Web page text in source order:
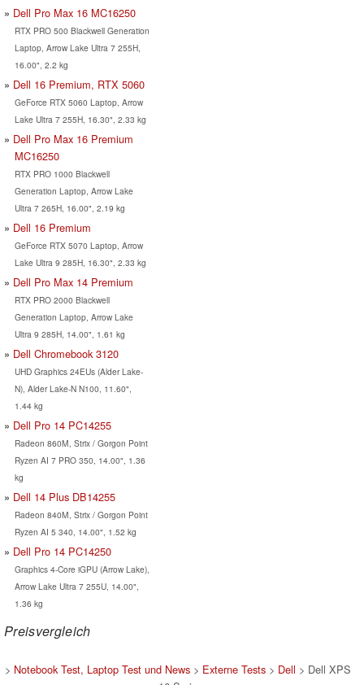
Dell Pro Max 16 MC16250
RTX PRO 500 Blackwell Generation
Laptop, Arrow Lake Ultra 7 255H,
16.00", 2.2 kg
Dell 16 Premium, RTX 5060
GeForce RTX 5060 Laptop, Arrow
Lake Ultra 7 255H, 16.30", 2.33 kg
Dell Pro Max 16 Premium
MC16250
RTX PRO 1000 Blackwell
Generation Laptop, Arrow Lake
Ultra 7 265H, 16.00", 2.19 kg
Dell 16 Premium
GeForce RTX 5070 Laptop, Arrow
Lake Ultra 9 285H, 16.30", 2.33 kg
Dell Pro Max 14 Premium
RTX PRO 2000 Blackwell
Generation Laptop, Arrow Lake
Ultra 9 285H, 14.00", 1.61 kg
Dell Chromebook 3120
UHD Graphics 24EUs (Alder Lake-
N), Alder Lake-N N100, 11.60",
1.44 kg
Dell Pro 14 PC14255
Radeon 860M, Strix / Gorgon Point
Ryzen AI 7 PRO 350, 14.00", 1.36
kg
Dell 14 Plus DB14255
Radeon 840M, Strix / Gorgon Point
Ryzen AI 5 340, 14.00", 1.52 kg
Dell Pro 14 PC14250
Graphics 4-Core iGPU (Arrow Lake),
Arrow Lake Ultra 7 255U, 14.00",
1.36 kg
Preisvergleich
> Notebook Test, Laptop Test und News > Externe Tests > Dell > Dell XPS